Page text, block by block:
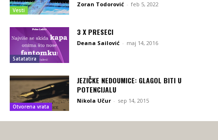
Vesti
Zoran Todorović - feb 5, 2022
Satatatira
3 X PRESECI
Deana Sailović - maj 14, 2016
Otvorena vrata
JEZIČKE NEDOUMICE: GLAGOL BITI U
POTENCIJALU
Nikola Učur - sep 14, 2015